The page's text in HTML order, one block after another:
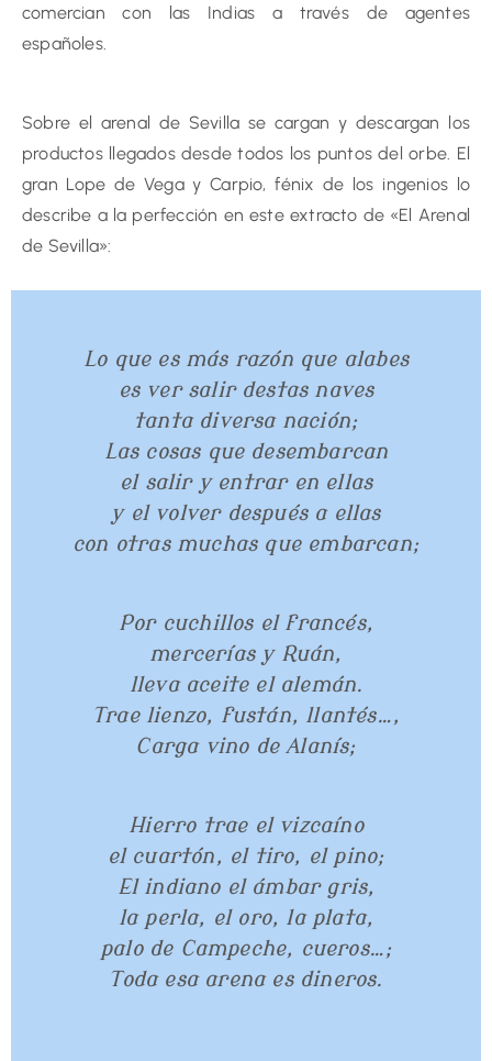
comercian con las Indias a través de agentes
españoles.
Sobre el arenal de Sevilla se cargan y descargan los
productos llegados desde todos los puntos del orbe. El
gran Lope de Vega y Carpio, fénix de los ingenios lo
describe a la perfección en este extracto de «El Arenal
de Sevilla»:
Lo que es más razón que alabes
es ver salir destas naves
tanta diversa nación;
Las cosas que desembarcan
el salir y entrar en ellas
y el volver después a ellas
con otras muchas que embarcan;
Por cuchillos el francés,
mercerías y Ruán,
lleva aceite el alemán.
Trae lienzo, fustán, llantés…,
Carga vino de Alanís;
Hierro trae el vizcaíno
el cuartón, el tiro, el pino;
El indiano el ámbar gris,
la perla, el oro, la plata,
palo de Campeche, cueros…;
Toda esa arena es dineros.